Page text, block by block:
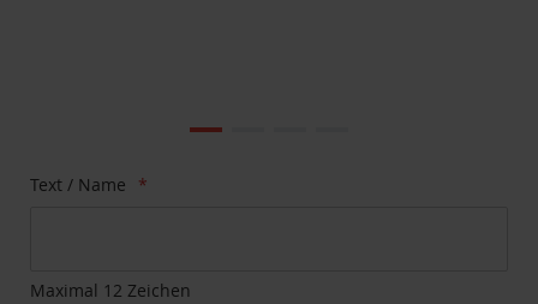
Bildgalerie
Zum
springen
Text / Name
Maximal 12 Zeichen